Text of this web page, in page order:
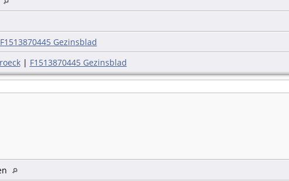
F1513870445 Gezinsblad
| F1513870445 Gezinsblad